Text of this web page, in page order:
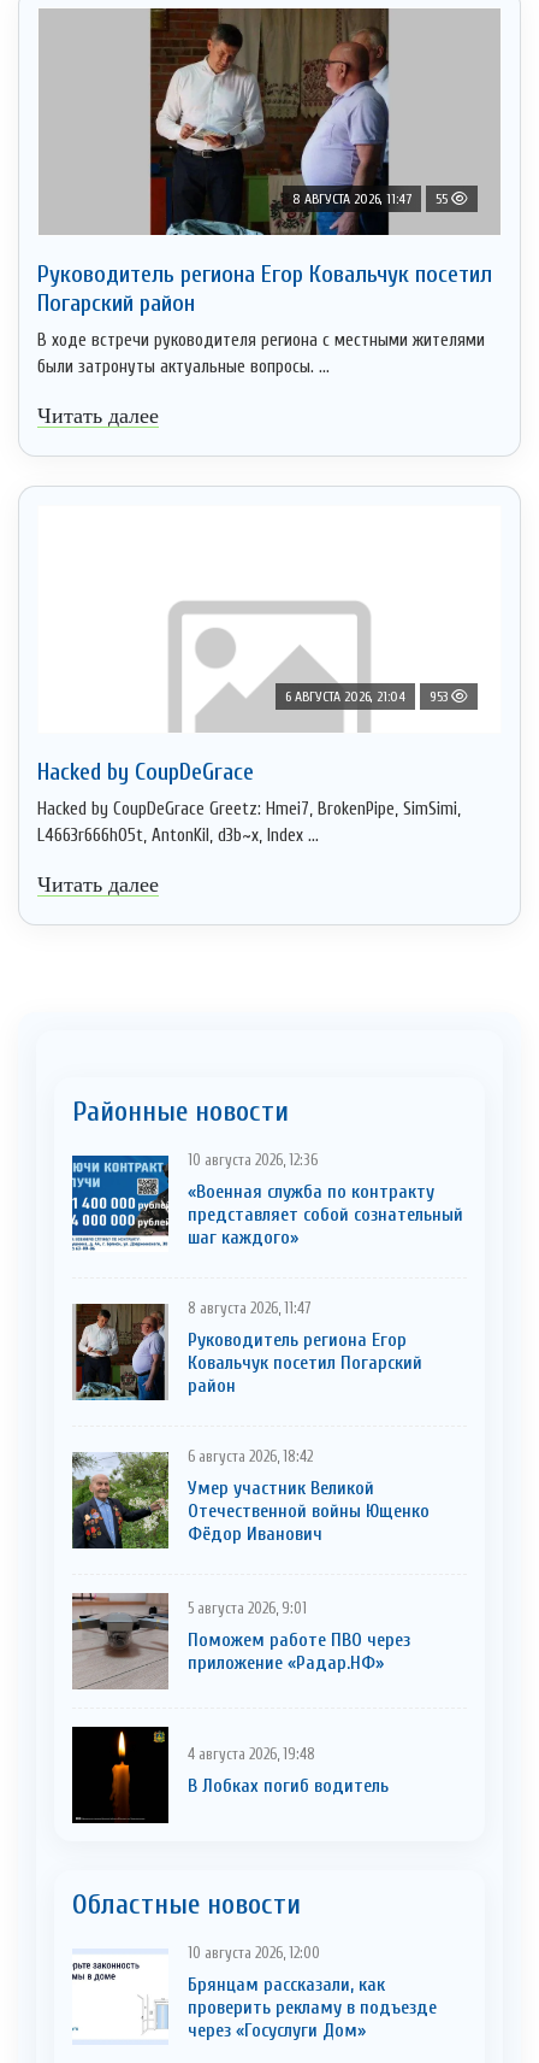
8 АВГУСТА 2026, 11:47 55
Руководитель региона Егор Ковальчук посетил
Погарский район
В ходе встречи руководителя региона с местными жителями
были затронуты актуальные вопросы. ...
Читать далее
6 АВГУСТА 2026, 21:04 953
Hacked by CoupDeGrace
Hacked by CoupDeGrace Greetz: Hmei7, BrokenPipe, SimSimi,
L4663r666h05t, AntonKil, d3b~x, Index ...
Читать далее
Районные новости
10 августа 2026, 12:36
«Военная служба по контракту
представляет собой сознательный
шаг каждого»
8 августа 2026, 11:47
Руководитель региона Егор
Ковальчук посетил Погарский
район
6 августа 2026, 18:42
Умер участник Великой
Отечественной войны Ющенко
Фёдор Иванович
5 августа 2026, 9:01
Поможем работе ПВО через
приложение «Радар.НФ»
4 августа 2026, 19:48
В Лобках погиб водитель
Областные новости
10 августа 2026, 12:00
Брянцам рассказали, как
проверить рекламу в подъезде
через «Госуслуги Дом»